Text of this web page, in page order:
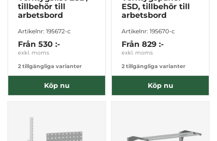
Tillåt urval
tillbehör till
arbetsbord
Artikelnr: 195672-c
Från 530 :-
exkl. moms
2 tillgängliga varianter
Köp nu
ESD, tillbehör till
arbetsbord
Artikelnr: 195670-c
Från 829 :-
exkl. moms
2 tillgängliga varianter
Köp nu